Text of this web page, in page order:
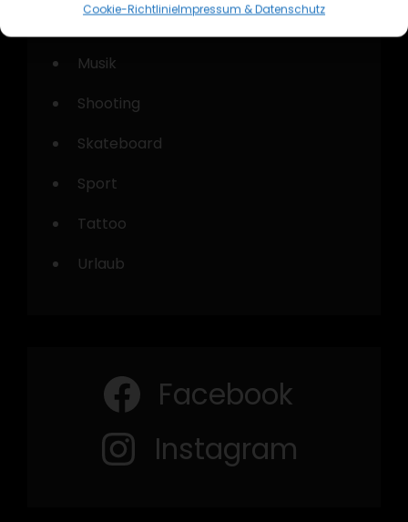
Cookie-RichtlinieImpressum & Datenschutz
Musik
Shooting
Skateboard
Sport
Tattoo
Urlaub
Facebook
Instagram